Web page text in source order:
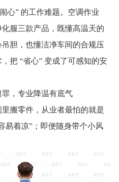
心” 的工作难题。空调作业
服三款产品，既懂高温天的
胆，也懂洁净车间的合规压
把 “省心” 变成了可感知的安
，专业降温有底气
搬零件，从业者最怕的就是
易着凉”；即便随身带个小风